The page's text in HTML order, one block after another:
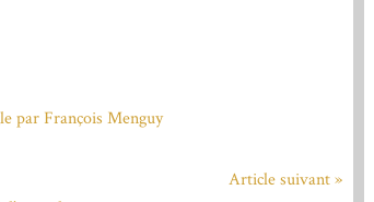
Article suivant »